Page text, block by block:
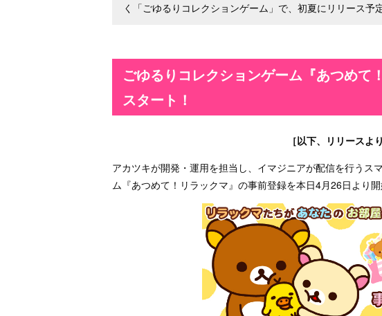
く「ごゆるりコレクションゲーム」で、初夏にリリース予
ごゆるりコレクションゲーム『あつめて
スタート！
［以下、リリースより
アカツキが開発・運用を担当し、イマジニアが配信を行うス
ム『あつめて！リラックマ』の事前登録を本日4月26日より